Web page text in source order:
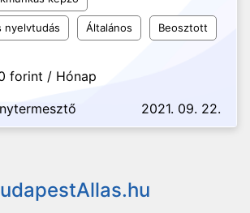
nyelvtudás Általános Beosztott
forint / Hónap
2021. 09. 22.